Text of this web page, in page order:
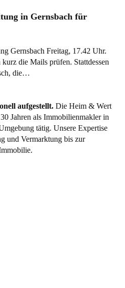
in Gernsbach für
Gernsbach Freitag, 17.42 Uhr.
die Mails prüfen. Stattdessen
die…
aufgestellt. Die Heim & Wert
Jahren als Immobilienmaklerin
tätig. Unsere Expertise
und Vermarktung bis zur